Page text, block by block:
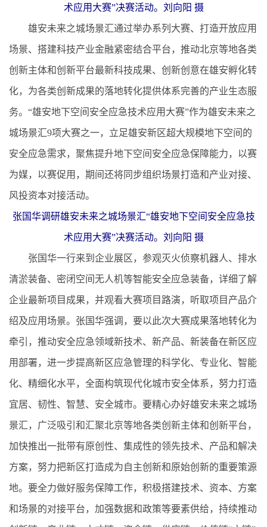
术应用大赛”决赛活动。刘向阳 摄
雄安未来之城场景汇通过举办系列大赛、打造开放应用
场景、搭建科技产业金融紧密结合平台，推动北京等地各类
创新主体和创新平台最新科技成果、创新创意在雄安孵化转
化，为各类创新成果的落地转化提供体系完善的产业生态服
务。“雄安地下空间安全应急技术应用大赛”作为雄安未来之
城场景汇9项大赛之一，立足雄安新区超大规模地下空间的
安全应急需求，聚焦提升地下空间安全应急保障能力，以赛
为媒，以赛促用，期间还将同步组织场景打造和产业对接、
风投资本对接活动。
张国华调研雄安未来之城场景汇“雄安地下空间安全应急技
术应用大赛”决赛活动。刘向阳 摄
张国华一行来到企业展区，参观灭火侦察机器人、排水
清淤装备、密闭空间无人机等智能安全应急装备，详细了解
企业最新项目成果，并观看大赛项目路演，听取项目产品介
绍及应用场景。张国华强调，要以此次大赛成果落地转化为
牵引，推动安全应急领域新技术、新产品、新装备在新区应
用部署，进一步提高新区应急管理的科学化、专业化、智能
化、精细化水平，全面构筑现代化城市安全体系，努力打造
宜居、韧性、智慧、安全城市。要精心办好雄安未来之城场
景汇，广泛吸引和汇聚北京等地各类创新主体和创新平台，
加快推出一批带有原创性、集成性的领先技术、产品和解决
方案，努力把新区打造成为自主创新和原始创新的重要策源
地。要全力做好服务保障工作，积极搭建技术、资本、方案
和场景的对接平台，加强数据和政策等要素供给，持续推动